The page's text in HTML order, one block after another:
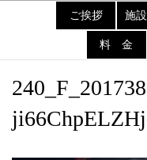
ご挨拶 施
料 金